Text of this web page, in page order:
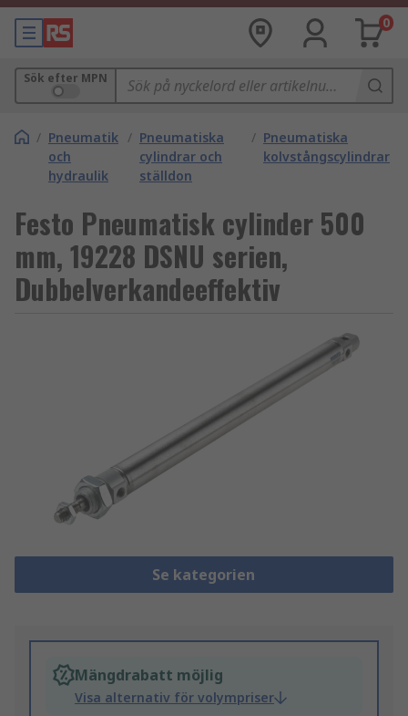
0
Sök efter MPN
/ Pneumatik
och
hydraulik
/ Pneumatiska
cylindrar och
ställdon
/ Pneumatiska
kolvstångscylindrar
Festo Pneumatisk cylinder 500
mm, 19228 DSNU serien,
Dubbelverkandeeffektiv
Se kategorien
Mängdrabatt möjlig
Visa alternativ för volympriser